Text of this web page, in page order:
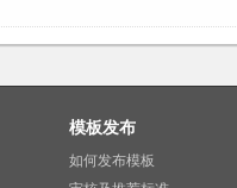
模板发布
如何发布模板